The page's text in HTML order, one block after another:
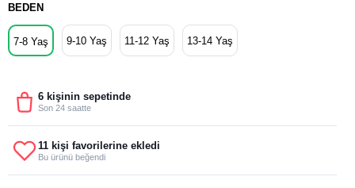
BEDEN
7-8 Yaş 9-10 Yaş 11-12 Yaş 13-14 Yaş
6 kişinin sepetinde
Son 24 saatte
11 kişi favorilerine ekledi
Bu ürünü beğendi